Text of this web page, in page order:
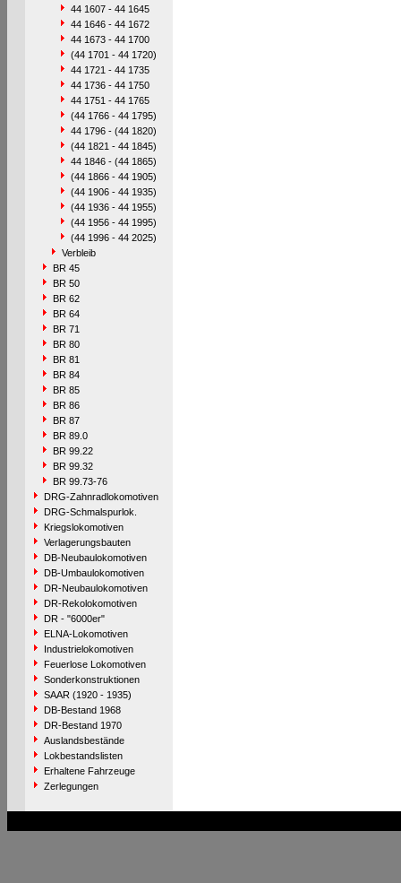
44 1607 - 44 1645
44 1646 - 44 1672
44 1673 - 44 1700
(44 1701 - 44 1720)
44 1721 - 44 1735
44 1736 - 44 1750
44 1751 - 44 1765
(44 1766 - 44 1795)
44 1796 - (44 1820)
(44 1821 - 44 1845)
44 1846 - (44 1865)
(44 1866 - 44 1905)
(44 1906 - 44 1935)
(44 1936 - 44 1955)
(44 1956 - 44 1995)
(44 1996 - 44 2025)
Verbleib
BR 45
BR 50
BR 62
BR 64
BR 71
BR 80
BR 81
BR 84
BR 85
BR 86
BR 87
BR 89.0
BR 99.22
BR 99.32
BR 99.73-76
DRG-Zahnradlokomotiven
DRG-Schmalspurlok.
Kriegslokomotiven
Verlagerungsbauten
DB-Neubaulokomotiven
DB-Umbaulokomotiven
DR-Neubaulokomotiven
DR-Rekolokomotiven
DR - "6000er"
ELNA-Lokomotiven
Industrielokomotiven
Feuerlose Lokomotiven
Sonderkonstruktionen
SAAR (1920 - 1935)
DB-Bestand 1968
DR-Bestand 1970
Auslandsbestände
Lokbestandslisten
Erhaltene Fahrzeuge
Zerlegungen